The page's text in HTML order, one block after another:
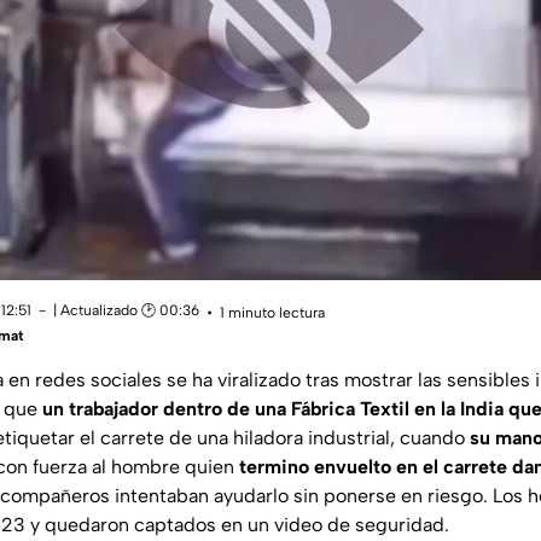
| Actualizado 🕑 00:36
1 minuto lectura
redes sociales se ha viralizado tras mostrar las sensibles
un trabajador dentro de una Fábrica Textil en la India
el carrete de una hiladora industrial, cuando su
fuerza al hombre quien termino envuelto en el carrete
intentaban ayudarlo sin ponerse en riesgo. Los
y quedaron captados en un video de seguridad.